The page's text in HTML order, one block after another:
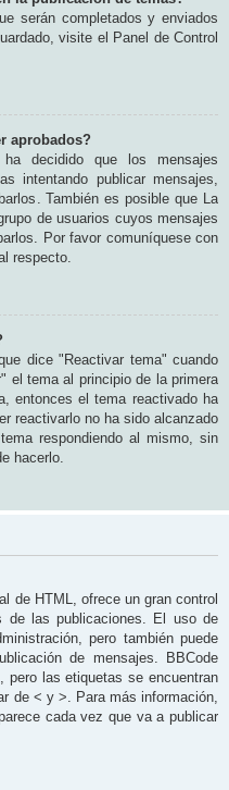
serán completados y enviados
visite el Panel de Control
aprobados?
decidido que los mensajes
intentando publicar mensajes,
También es posible que La
de usuarios cuyos mensajes
Por favor comuníquese con
respecto.
dice "Reactivar tema" cuando
el tema al principio de la primera
entonces el tema reactivado ha
reactivarlo no ha sido alcanzado
respondiendo al mismo, sin
hacerlo.
de HTML, ofrece un gran control
de las publicaciones. El uso de
pero también puede
de mensajes. BBCode
las etiquetas se encuentran
de < y >. Para más información,
cada vez que va a publicar